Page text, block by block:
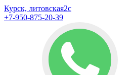
Курск, литовская2с
+7-950-875-20-39